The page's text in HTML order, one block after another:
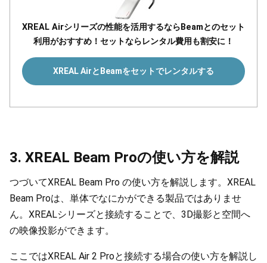
XREAL Airシリーズの性能を活用するならBeamとのセット
利用がおすすめ！セットならレンタル費用も割安に！
XREAL AirとBeamをセットでレンタルする
3. XREAL Beam Proの使い方を解説
つづいてXREAL Beam Pro の使い方を解説します。XREAL
Beam Proは、単体でなにかができる製品ではありませ
ん。XREALシリーズと接続することで、3D撮影と空間へ
の映像投影ができます。
ここではXREAL Air 2 Proと接続する場合の使い方を解説し